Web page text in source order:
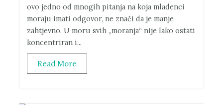
ovo jedno od mnogih pitanja na koja mladenci
moraju imati odgovor, ne znači da je manje
zahtjevno. U moru svih „moranja“ nije lako ostati
koncentriran i...
Read More